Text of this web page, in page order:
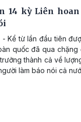
14 kỳ Liên
- Kể từ lần đầu tiên
quốc đã qua
thành cả về
làm báo nói cả